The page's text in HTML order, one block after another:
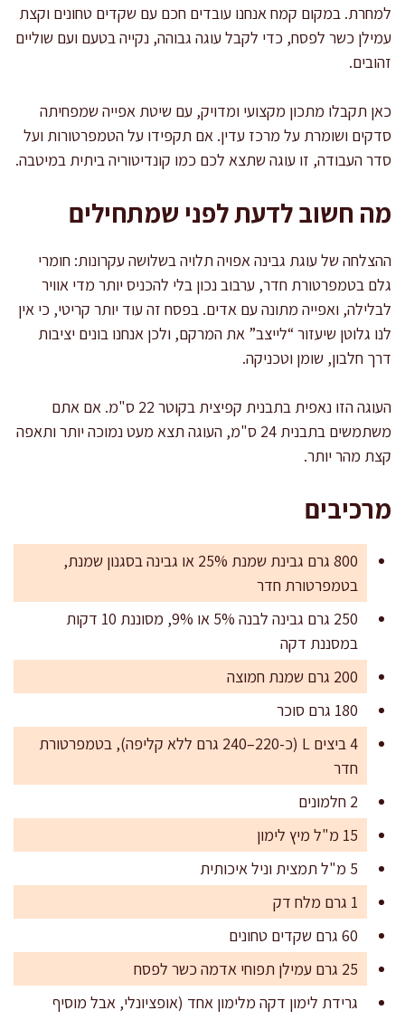
למחרת. במקום קמח אנחנו עובדים חכם עם שקדים טחונים וקצת
עמילן כשר לפסח, כדי לקבל עוגה גבוהה, נקייה בטעם ועם שוליים
זהובים.
כאן תקבלו מתכון מקצועי ומדויק, עם שיטת אפייה שמפחיתה
סדקים ושומרת על מרכז עדין. אם תקפידו על הטמפרטורות ועל
סדר העבודה, זו עוגה שתצא לכם כמו קונדיטוריה ביתית במיטבה.
מה חשוב לדעת לפני שמתחילים
ההצלחה של עוגת גבינה אפויה תלויה בשלושה עקרונות: חומרי
גלם בטמפרטורת חדר, ערבוב נכון בלי להכניס יותר מדי אוויר
לבלילה, ואפייה מתונה עם אדים. בפסח זה עוד יותר קריטי, כי אין
לנו גלוטן שיעזור “לייצב” את המרקם, ולכן אנחנו בונים יציבות
דרך חלבון, שומן וטכניקה.
העוגה הזו נאפית בתבנית קפיצית בקוטר 22 ס"מ. אם אתם
משתמשים בתבנית 24 ס"מ, העוגה תצא מעט נמוכה יותר ותאפה
קצת מהר יותר.
מרכיבים
800 גרם גבינת שמנת 25% או גבינה בסגנון שמנת,
בטמפרטורת חדר
250 גרם גבינה לבנה 5% או 9%, מסוננת 10 דקות
במסננת דקה
200 גרם שמנת חמוצה
180 גרם סוכר
4 ביצים L (כ-220–240 גרם ללא קליפה), בטמפרטורת
חדר
2 חלמונים
15 מ"ל מיץ לימון
5 מ"ל תמצית וניל איכותית
1 גרם מלח דק
60 גרם שקדים טחונים
25 גרם עמילן תפוחי אדמה כשר לפסח
גרידת לימון דקה מלימון אחד (אופציונלי, אבל מוסיף